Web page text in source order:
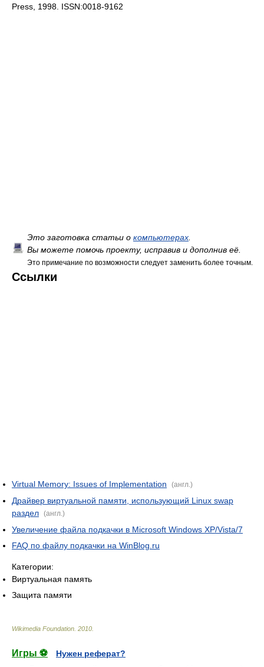
Press, 1998. ISSN:0018-9162
Это заготовка статьи о компьютерах.
Вы можете помочь проекту, исправив и дополнив её.
Это примечание по возможности следует заменить более точным.
Ссылки
Virtual Memory: Issues of Implementation (англ.)
Драйвер виртуальной памяти, использующий Linux swap
раздел (англ.)
Увеличение файла подкачки в Microsoft Windows XP/Vista/7
FAQ по файлу подкачки на WinBlog.ru
Категории:
Виртуальная память
Защита памяти
Wikimedia Foundation 2010
Игры ⚽
Нужен реферат?